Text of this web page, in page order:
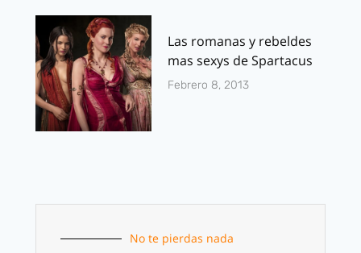
Las romanas y rebeldes
mas sexys de Spartacus
Febrero 8, 2013
No te pierdas nada